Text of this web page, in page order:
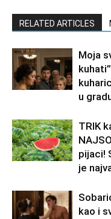
RELATED ARTICLES
Moja
u
TRIK
pijaci!
je
kao i